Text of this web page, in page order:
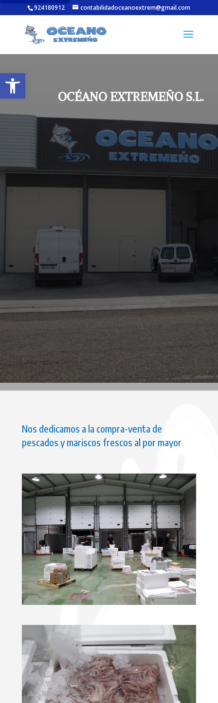
Abrir barra de herramientas
924180912 contabilidadoceanoextrem@gmail.com
OCÉANO EXTREMEÑO S.L.
Nos dedicamos a la compra-venta de
pescados y mariscos frescos al por mayor